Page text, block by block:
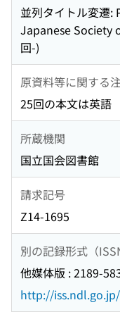
並列タイトル変遷
Japanese Society
回-)
原資料等に関する
25回の本文は英語
所蔵機関
国立国会図書館
請求記号
Z14-1695
別の記録形式（
他媒体版 : 2189-
http://